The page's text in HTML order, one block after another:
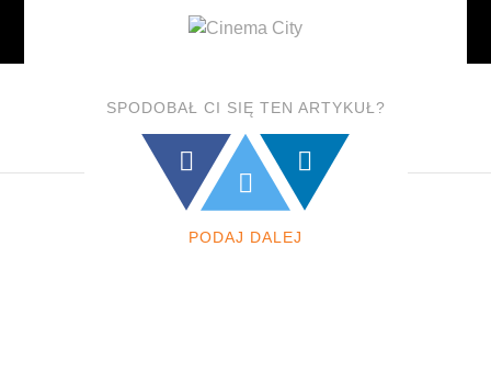
SPODOBAŁ CI SIĘ TEN ARTYKUŁ?
PODAJ DALEJ